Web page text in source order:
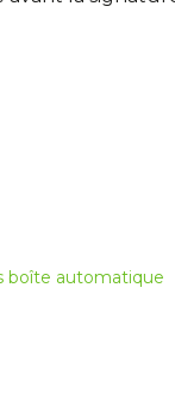
boîte automatique